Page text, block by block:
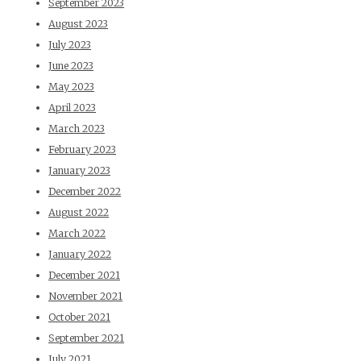
September 2023
August 2023
July 2023
June 2023
May 2023
April 2023
March 2023
February 2023
January 2023
December 2022
August 2022
March 2022
January 2022
December 2021
November 2021
October 2021
September 2021